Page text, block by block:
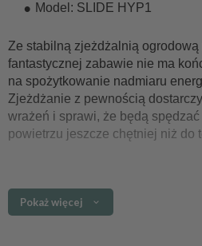
Model: SLIDE HYP1
Ze stabilną zjeżdżalnią
fantastycznej zabawie nie ma
na spożytkowanie nadmiaru
Zjeżdżanie z pewnością
wrażeń i sprawi, że będą
powietrzu jeszcze chętniej niż do
Główne cechy
zjeżdżalnia wykonana
Pokaż więcej